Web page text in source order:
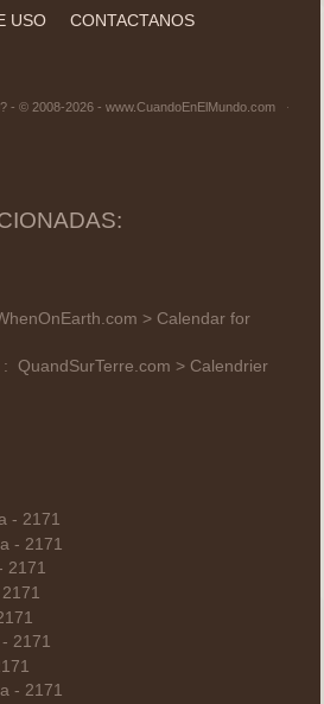
USO
CONTACTANOS
- © 2008-2026 - www.CuandoEnElMundo.com
> Calendar for
: QuandSurTerre.com > Calendrier
- 2171
- 2171
2171
2171
- 2171